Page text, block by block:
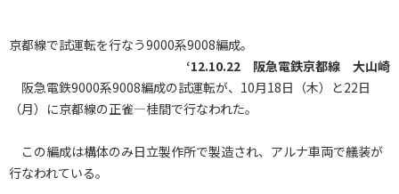
京都線で試運転を行なう9000系9008編成。
‘12.10.22 阪急電鉄京都線 大山崎
阪急電鉄9000系9008編成の試運転が、10月18日（木）と22日
（月）に京都線の正雀―桂間で行なわれた。
この編成は構体のみ日立製作所で製造され、アルナ車両で艤装が
行なわれている。